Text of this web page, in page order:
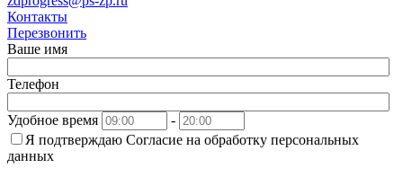
Контакты
Перезвонить
Ваше имя
Телефон
Удобное время
-
Я подтверждаю Согласие на обработку персональных
данных